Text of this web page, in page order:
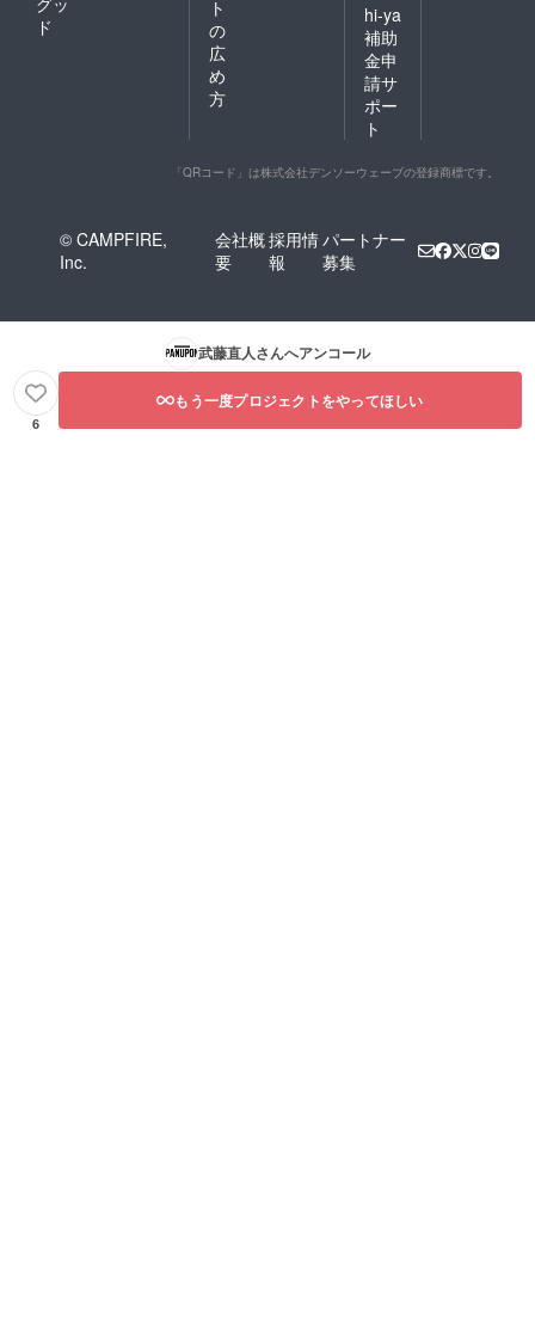
ド
ト
の
広
め
方
hi-ya
補助
金申
請サ
ポー
ト
「QRコード」は株式会社デンソーウェーブの登録商標です。
© CAMPFIRE,
Inc.
会社概
要
採用情
報
パートナー
募集
武藤直人さんへアンコール
6
もう一度プロジェクトをやってほしい